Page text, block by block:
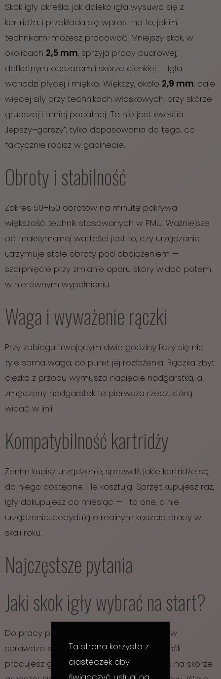
Skok igły określa, jak daleko igła wysuwa się z
kartridża, i przekłada się wprost na to, jakimi
technikami możesz pracować. Mniejszy skok, w
okolicach 2,5 mm, sprzyja pracy pudrowej,
delikatnym obszarom i skórze cienkiej — igła
wchodzi płycej i miękko. Większy, około 2,9 mm, daje
więcej siły przy technikach włoskowych, przy skórze
grubszej i mniej podatnej. To nie jest kwestia
„lepszy–gorszy”, tylko dopasowania do tego, co
faktycznie robisz w gabinecie.
Obroty i stabilność
Zakres 50–150 obrotów na minutę pokrywa
większość technik stosowanych w PMU. Ważniejsze
od maksymalnej wartości jest to, czy urządzenie
utrzymuje stałe obroty pod obciążeniem —
szarpnięcie przy zmianie oporu skóry widać potem
w nierównym wypełnieniu.
Waga i wyważenie rączki
Przy zabiegu trwającym dwie godziny liczy się nie
tyle sama waga, co punkt jej rozłożenia. Rączka zbyt
ciężka z przodu wymusza napięcie nadgarstka, a
zmęczony nadgarstek to pierwsza rzecz, którą
widać w linii.
Kompatybilność kartridży
Zanim kupisz urządzenie, sprawdź, jakie kartridże są
do niego dostępne i ile kosztują. Sprzęt kupujesz raz,
igły dokupujesz co miesiąc — i to one, a nie
urządzenie, decydują o realnym koszcie pracy w
skali roku.
Najczęstsze pytania
Jaki skok igły wybrać na start?
Do pracy pudrowej i delikatnych obszarów
sprawdza się skok w okolicach 2,5 mm. Jeśli
pracujesz głównie techniką włoskową lub na skórze
Ta strona korzysta z
ciasteczek aby